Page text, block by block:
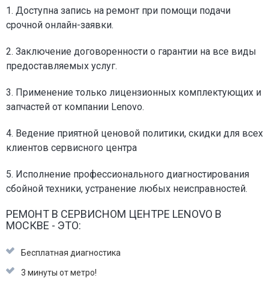
1. Доступна запись на ремонт при помощи подачи
срочной онлайн-заявки.
2. Заключение договоренности о гарантии на все виды
предоставляемых услуг.
3. Применение только лицензионных комплектующих и
запчастей от компании Lenovo.
4. Ведение приятной ценовой политики, скидки для всех
клиентов сервисного центра
5. Исполнение профессионального диагностирования
сбойной техники, устранение любых неисправностей.
РЕМОНТ В СЕРВИСНОМ ЦЕНТРЕ LENOVO В
МОСКВЕ - ЭТО:
Бесплатная диагностика
3 минуты от метро!